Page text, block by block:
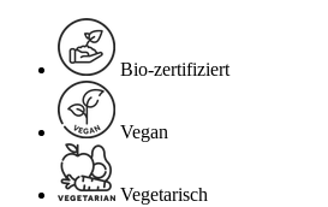
Bio-zertifiziert
Vegan
Vegetarisch